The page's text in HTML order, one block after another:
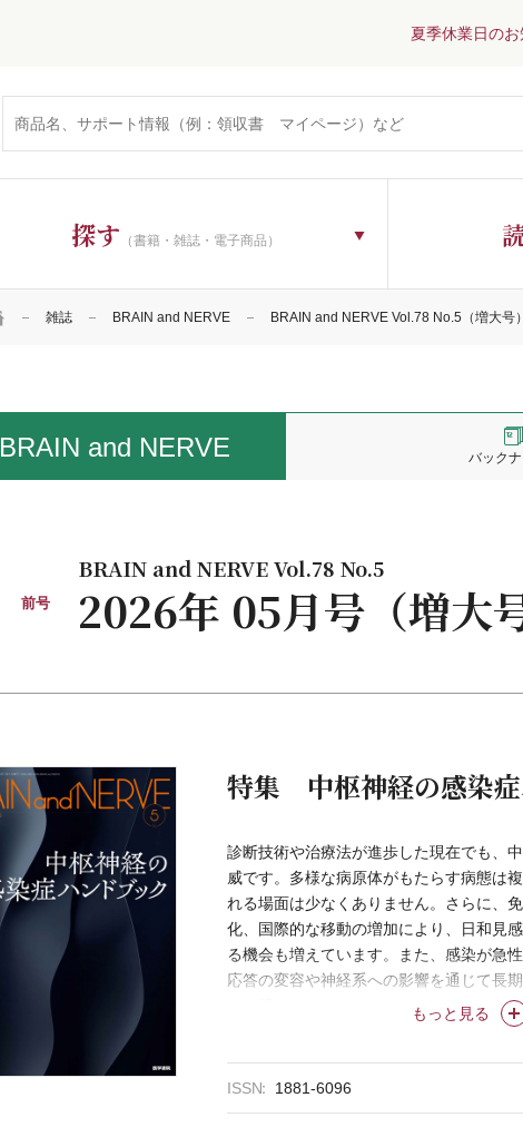
夏季休業日の
探す （書籍・雑誌・電子商品）
HOME 雑誌 BRAIN and NERVE BRAIN and NERVE Vol.78 No.5（増大号）
BRAIN and NERVE バック
BRAIN and NERVE Vol.78 No.5
2026年 05月号（増大号
前号
特集 中枢神経の感染症
もっと見る
診断技術や治療法が進歩した現在でも、
威です。多様な病原体がもたらす病態は
れる場面は少なくありません。さらに、
化、国際的な移動の増加により、日和見
る機会も増えています。また、感染が急
応答の変容や神経系への影響を通じて長
とも明らかになりつつあります。
本特集では、画像鑑別、抗菌薬の中枢移
生虫など広範な感染症を網羅しました。
ISSN 1881-6096